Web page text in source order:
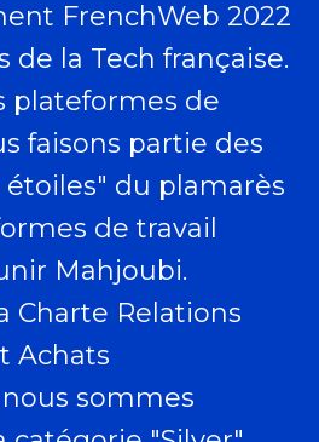
FrenchWeb 2022
de la Tech française.
plateformes de
faisons partie des
du plamarès
de travail
Mahjoubi.
Charte Relations
Achats
sommes